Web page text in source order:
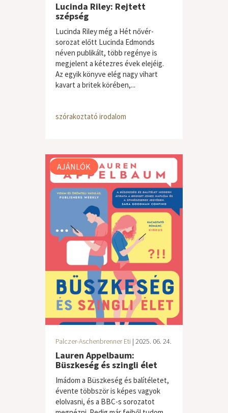
Lucinda Riley: Rejtett
szépség
Lucinda Riley még a Hét nővér-
sorozat előtt Lucinda Edmonds
néven publikált, több regénye is
megjelent a kétezres évek elejéig.
Az egyik könyve elég nagy vihart
kavart a britek körében,...
szórakoztató irodalom
AJÁNLÓK
Palczer-Aschenbrenner Eti | 2025. 06. 24.
Lauren Appelbaum:
Büszkeség és szingli élet
Imádom a Büszkeség és balítéletet,
évente többször is képes vagyok
elolvasni, és a BBC-s sorozatot